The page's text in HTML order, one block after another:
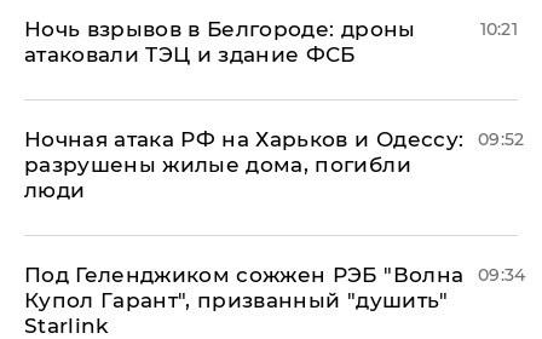
​Ночь взрывов в Белгороде: дроны
атаковали ТЭЦ и здание ФСБ
10:21
​Ночная атака РФ на Харьков и Одессу:
разрушены жилые дома, погибли
люди
09:52
Под Геленджиком сожжен РЭБ "Волна
Купол Гарант", призванный "душить"
Starlink
09:34